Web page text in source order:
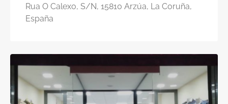
Rua O Calexo, S/N, 15810 Arzúa, La Coruña,
España